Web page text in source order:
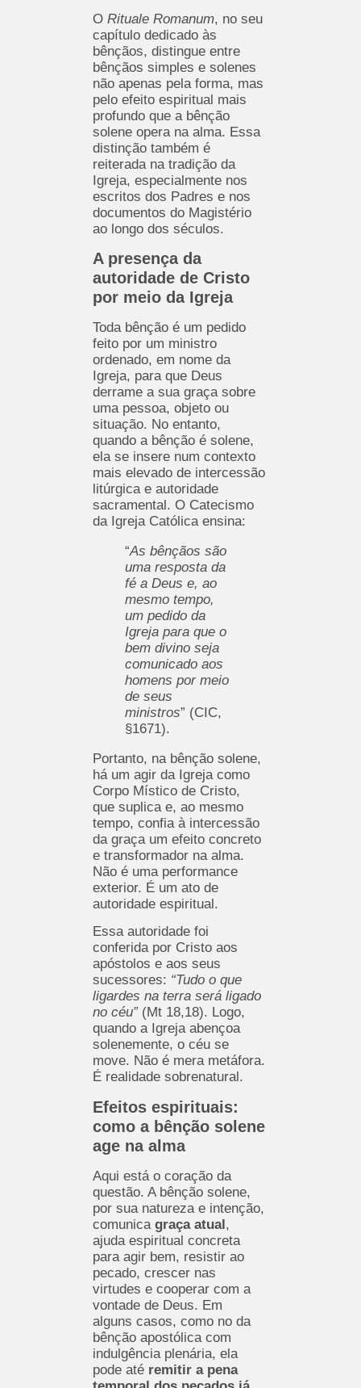
ORituale Romanum, no seu
capítulo dedicado às
bênçãos, distingue entre
bênçãos simples e solenes
não apenas pela forma, mas
pelo efeito espiritual mais
profundo que a bênção
solene opera na alma. Essa
distinção também é
reiterada na tradição da
Igreja, especialmente nos
escritos dos Padres e nos
documentos do Magistério
ao longo dos séculos.
A presença da
autoridade de Cristo
por meio da Igreja
Toda bênção é um pedido
feito por um ministro
ordenado, em nome da
Igreja, para que Deus
derrame a sua graça sobre
uma pessoa, objeto ou
situação. No entanto,
quando a bênção é solene,
ela se insere num contexto
mais elevado de intercessão
litúrgica e autoridade
sacramental. O Catecismo
da Igreja Católica ensina:
“As bênçãos são
uma resposta da
fé a Deus e, ao
mesmo tempo,
um pedido da
Igreja para que o
bem divino seja
comunicado aos
homens por meio
de seus
ministros” (CIC,
§1671).
Portanto, na bênção solene,
há um agir da Igreja como
Corpo Místico de Cristo,
que suplica e, ao mesmo
tempo, confia à intercessão
da graça um efeito concreto
e transformador na alma.
Não é uma performance
exterior. É um ato de
autoridade espiritual.
Essa autoridade foi
conferida por Cristo aos
apóstolos e aos seus
sucessores: “Tudo o que
ligardes na terra será ligado
no céu”(Mt 18,18). Logo,
quando a Igreja abençoa
solenemente, o céu se
move. Não é mera metáfora.
É realidade sobrenatural.
Efeitos espirituais:
como a bênção solene
age na alma
Aqui está o coração da
questão. A bênção solene,
por sua natureza e intenção,
comunicagraça atual,
ajuda espiritual concreta
para agir bem, resistir ao
pecado, crescer nas
virtudes e cooperar com a
vontade de Deus. Em
alguns casos, como no da
bênção apostólica com
indulgência plenária, ela
pode até remitir a pena